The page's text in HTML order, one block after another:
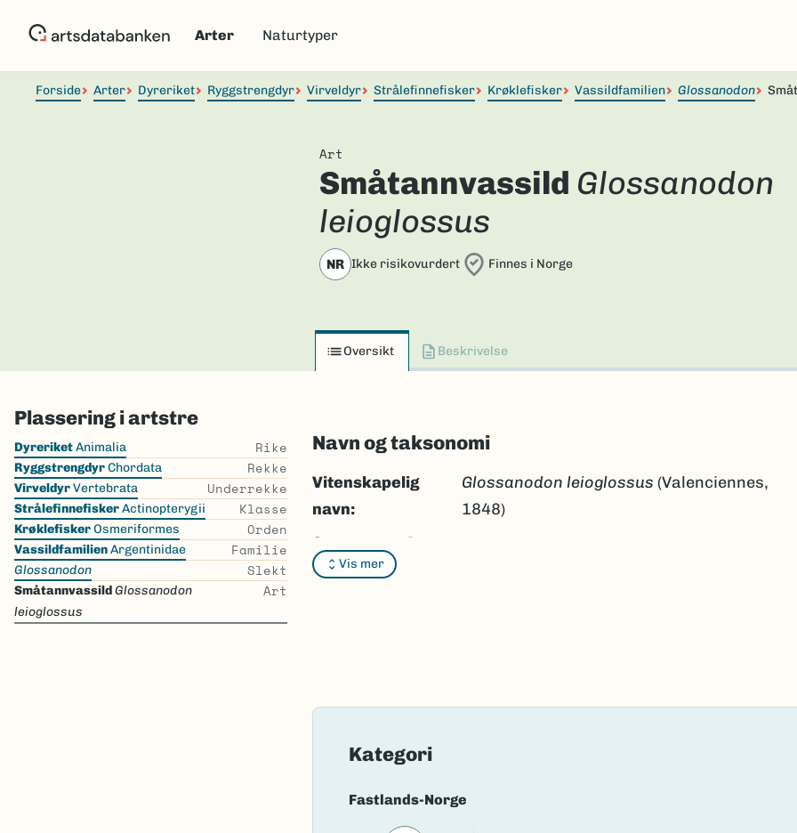
Arter Naturtyper
Forside Arter Dyreriket Ryggstrengdyr Virveldyr Strålefinnefisker Krøklefisker Vassildfamilien Glossanodon
Art
Småtannvassild Glossanodon
leioglossus
NR Ikke risikovurdert Finnes i Norge
Oversikt Beskrivelse
Plassering i artstre
Skip
the
list
DyreriketAnimalia Rike
RyggstrengdyrChordata Rekke
VirveldyrVertebrata Underrekke
StrålefinnefiskerActinopterygii Klasse
KrøklefiskerOsmeriformes Orden
VassildfamilienArgentinidae Familie
Glossanodon Slekt
SmåtannvassildGlossanodon
leioglossus
Art
Navn og taksonomi
Vis mer
Vitenskapelig
navn:
Glossanodon leioglossus (Valenciennes,
1848)
Synonymer: Ingen
Bokmål:småtannvassild
Takson ID:26153
Gå til Nortaxa for flere detaljer
Kategori
Fastlands-Norge